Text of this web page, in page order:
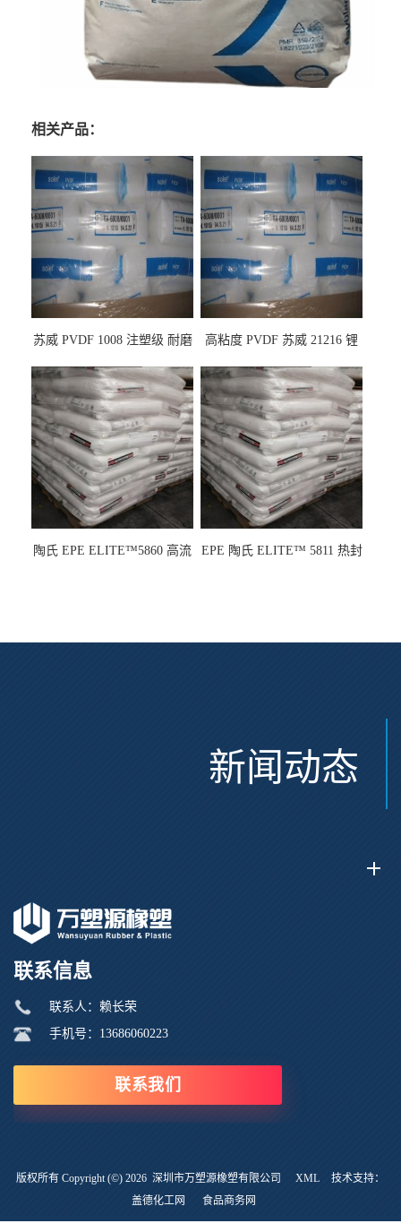
相关产品：
苏威 PVDF 1008 注塑级 耐磨
龙
高粘度 PVDF 苏威 21216 锂
陶氏 EPE ELITE™5860 高流
EPE 陶氏 ELITE™ 5811 热封
新闻动态
联系信息
联系人：赖长荣
手机号：13686060223
联系我们
版权所有 Copyright (©) 2026 深圳市万塑源橡塑有限公司 XML
技术支持：
盖德化工网
食品商务网